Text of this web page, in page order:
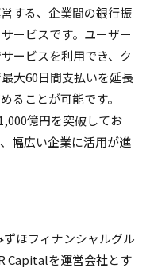
する、企業間の銀行振
ービスです。ユーザー
ービスを利用でき、ク
大60日間支払いを延長
ることが可能です。
億円を突破してお
幅広い企業に活用が進
ほフィナンシャルグル
Capitalを運営会社とす